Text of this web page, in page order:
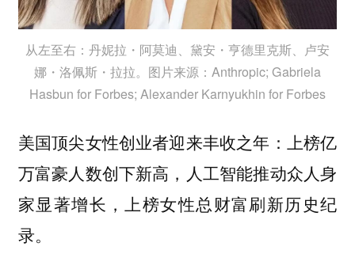
从左至右：丹妮拉・阿莫迪、黛安・亨德里克斯、卢安
娜・洛佩斯・拉拉。图片来源：Anthropic; Gabriela
Hasbun for Forbes; Alexander Karnyukhin for Forbes
美国顶尖女性创业者迎来丰收之年：上榜亿
万富豪人数创下新高，人工智能推动众人身
家显著增长，上榜女性总财富刷新历史纪
录。